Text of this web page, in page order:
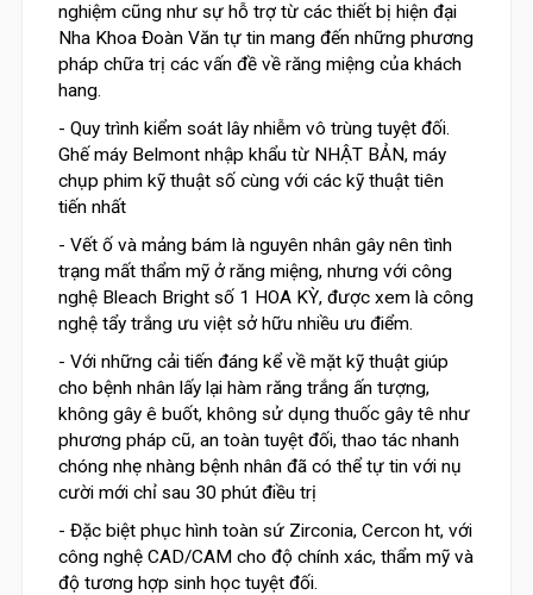
nghiệm cũng như sự hỗ trợ từ các thiết bị hiện đại
Nha Khoa Đoàn Văn tự tin mang đến những phương
pháp chữa trị các vấn đề về răng miệng của khách
hang.
- Quy trình kiểm soát lây nhiễm vô trùng tuyệt đối.
Ghế máy Belmont nhập khẩu từ NHẬT BẢN, máy
chụp phim kỹ thuật số cùng với các kỹ thuật tiên
tiến nhất
- Vết ố và mảng bám là nguyên nhân gây nên tình
trạng mất thẩm mỹ ở răng miệng, nhưng với công
nghệ Bleach Bright số 1 HOA KỲ, được xem là công
nghệ tẩy trắng ưu việt sở hữu nhiều ưu điểm.
- Với những cải tiến đáng kể về mặt kỹ thuật giúp
cho bệnh nhân lấy lại hàm răng trắng ấn tượng,
không gây ê buốt, không sử dụng thuốc gây tê như
phương pháp cũ, an toàn tuyệt đối, thao tác nhanh
chóng nhẹ nhàng bệnh nhân đã có thể tự tin với nụ
cười mới chỉ sau 30 phút điều trị
- Đặc biệt phục hình toàn sứ Zirconia, Cercon ht, với
công nghệ CAD/CAM cho độ chính xác, thẩm mỹ và
độ tương hợp sinh học tuyệt đối.